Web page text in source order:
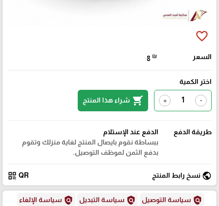
favorite_border
السعر 8 ₪
اختر الكمية
-
+
shopping_cart شراء هذا المنتج
طريقة الدفع
الدفع عند الإستلام
ببساطة نقوم بايصال المنتج لغاية منزلك وتقوم
بدفع الثمن لموظف التوصيل.
public نسخ رابط المنتج QR
qr_code
policy سياسة التوصيل policy سياسة التبديل policy سياسة الإلغاء